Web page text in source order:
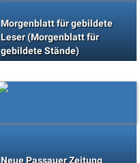
Morgenblatt für gebildete
Leser (Morgenblatt für
gebildete Stände)
Neue Passauer Zeitung